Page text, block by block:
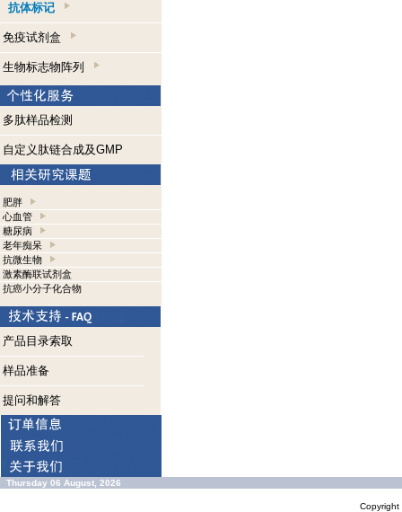
抗体标记
免疫试剂盒
生物标志物阵列
多肽样品检测
自定义肽链合成及GMP
肥胖
心血管
糖尿病
老年痴呆
抗微生物
激素酶联试剂盒
抗癌小分子化合物
产品目录索取
样品准备
提问和解答
Thursday 06 August, 2026